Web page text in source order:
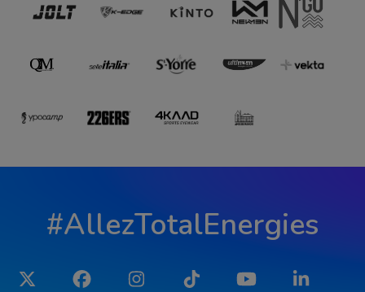
#AllezTotalEnergies
Twitter Facebook Instagram Tiktok YouTube LinkedIn